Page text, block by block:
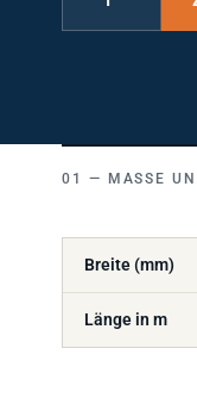
MASSE
Breite (mm)
Länge in m